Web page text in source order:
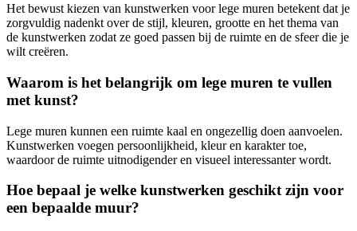
Het bewust kiezen van kunstwerken voor lege muren betekent dat je
zorgvuldig nadenkt over de stijl, kleuren, grootte en het thema van
de kunstwerken zodat ze goed passen bij de ruimte en de sfeer die je
wilt creëren.
Waarom is het belangrijk om lege muren te vullen
met kunst?
Lege muren kunnen een ruimte kaal en ongezellig doen aanvoelen.
Kunstwerken voegen persoonlijkheid, kleur en karakter toe,
waardoor de ruimte uitnodigender en visueel interessanter wordt.
Hoe bepaal je welke kunstwerken geschikt zijn voor
een bepaalde muur?